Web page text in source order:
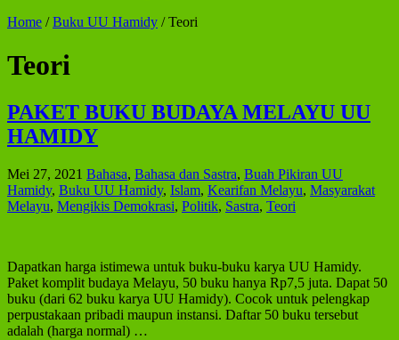
Home / Buku UU Hamidy / Teori
Teori
PAKET BUKU BUDAYA MELAYU UU
HAMIDY
Mei 27, 2021 Bahasa, Bahasa dan Sastra, Buah Pikiran UU
Hamidy, Buku UU Hamidy, Islam, Kearifan Melayu, Masyarakat
Melayu, Mengikis Demokrasi, Politik, Sastra, Teori
Dapatkan harga istimewa untuk buku-buku karya UU Hamidy.
Paket komplit budaya Melayu, 50 buku hanya Rp7,5 juta. Dapat 50
buku (dari 62 buku karya UU Hamidy). Cocok untuk pelengkap
perpustakaan pribadi maupun instansi. Daftar 50 buku tersebut
adalah (harga normal) …